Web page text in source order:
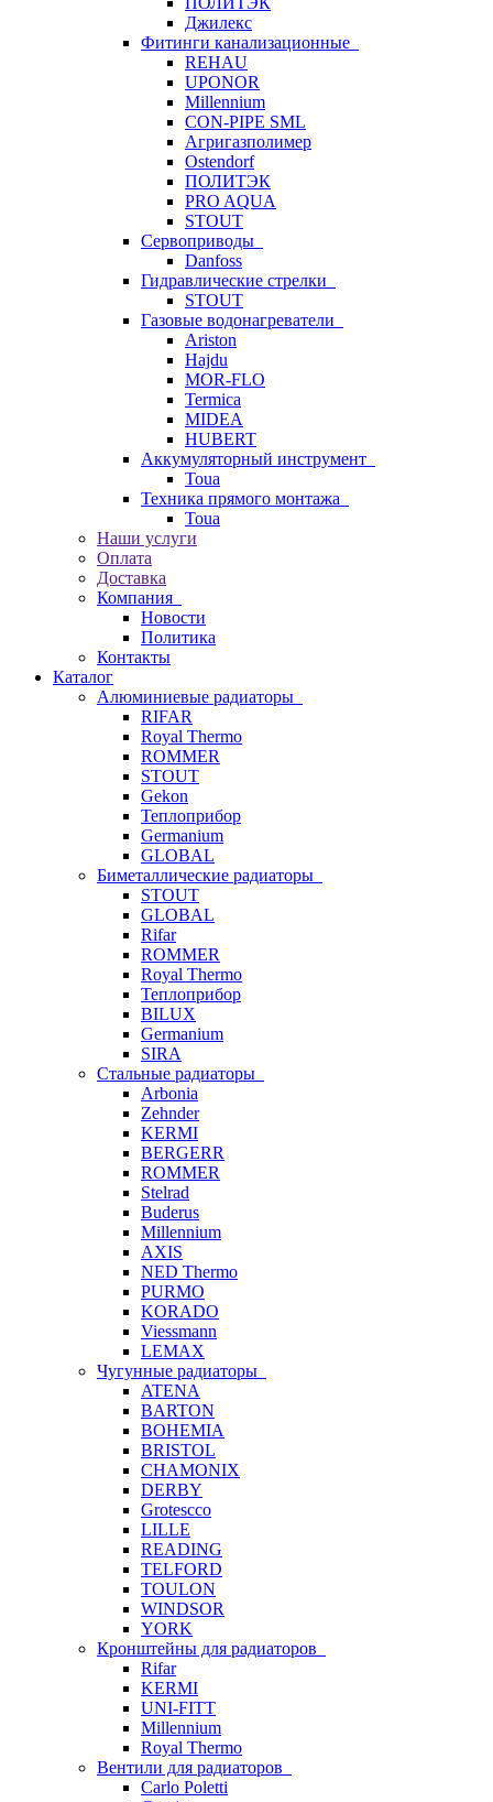
Джилекс
Фитинги канализационные
REHAU
UPONOR
Millennium
CON-PIPE SML
Агригазполимер
Ostendorf
ПОЛИТЭК
PRO AQUA
STOUT
Сервоприводы
Danfoss
Гидравлические стрелки
STOUT
Газовые водонагреватели
Ariston
Hajdu
MOR-FLO
Termica
MIDEA
HUBERT
Аккумуляторный инструмент
Toua
Техника прямого монтажа
Toua
Наши услуги
Оплата
Доставка
Компания
Новости
Политика
Контакты
Каталог
Алюминиевые радиаторы
RIFAR
Royal Thermo
ROMMER
STOUT
Gekon
Теплоприбор
Germanium
GLOBAL
Биметаллические радиаторы
STOUT
GLOBAL
Rifar
ROMMER
Royal Thermo
Теплоприбор
BILUX
Germanium
SIRA
Стальные радиаторы
Arbonia
Zehnder
KERMI
BERGERR
ROMMER
Stelrad
Buderus
Millennium
AXIS
NED Thermo
PURMO
KORADO
Viessmann
LEMAX
Чугунные радиаторы
ATENA
BARTON
BOHEMIA
BRISTOL
CHAMONIX
DERBY
Grotescco
LILLE
READING
TELFORD
TOULON
WINDSOR
YORK
Кронштейны для радиаторов
Rifar
KERMI
UNI-FITT
Millennium
Royal Thermo
Вентили для радиаторов
Carlo Poletti